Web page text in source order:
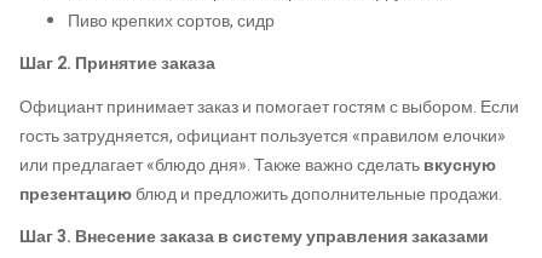
Пиво крепких сортов, сидр
Шаг 2. Принятие заказа
Официант принимает заказ и помогает гостям с выбором. Если
гость затрудняется, официант пользуется «правилом елочки»
или предлагает «блюдо дня». Также важно сделатьвкусную
презентациюблюд и предложить дополнительные продажи.
Шаг 3. Внесение заказа в систему управления заказами